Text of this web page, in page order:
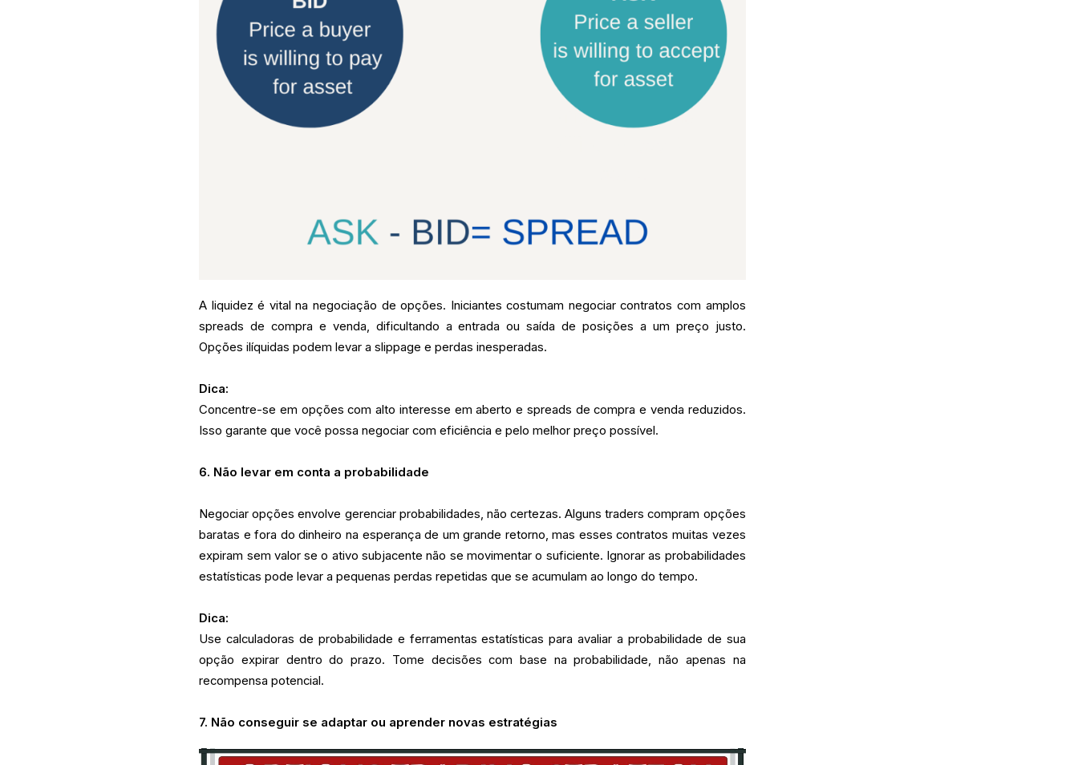
A liquidez é vital na negociação de opções. Iniciantes costumam negociar contratos com amplos
spreads de compra e venda, dificultando a entrada ou saída de posições a um preço justo.
Opções ilíquidas podem levar a slippage e perdas inesperadas.
Dica:
Concentre-se em opções com alto interesse em aberto e spreads de compra e venda reduzidos.
Isso garante que você possa negociar com eficiência e pelo melhor preço possível.
6. Não levar em conta a probabilidade
Negociar opções envolve gerenciar probabilidades, não certezas. Alguns traders compram opções
baratas e fora do dinheiro na esperança de um grande retorno, mas esses contratos muitas vezes
expiram sem valor se o ativo subjacente não se movimentar o suficiente. Ignorar as probabilidades
estatísticas pode levar a pequenas perdas repetidas que se acumulam ao longo do tempo.
Dica:
Use calculadoras de probabilidade e ferramentas estatísticas para avaliar a probabilidade de sua
opção expirar dentro do prazo. Tome decisões com base na probabilidade, não apenas na
recompensa potencial.
7. Não conseguir se adaptar ou aprender novas estratégias